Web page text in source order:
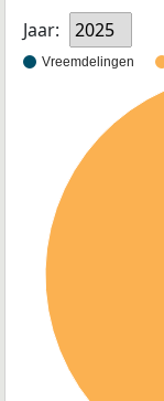
Jaar:
2025
Vreemdelingen